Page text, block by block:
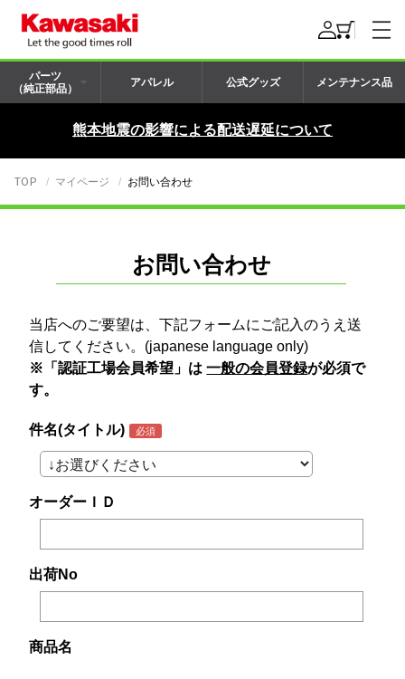
パーツ
（純正部品）
アパレル 公式グッズ メンテナンス品
熊本地震の影響による配送遅延について
TOP マイページ お問い合わせ
お問い合わせ
当店へのご要望は、下記フォームにご記入のうえ送
信してください。(japanese language only)
※「認証工場会員希望」は一般の会員登録が必須で
す。
件名(タイトル)
オーダーＩＤ
出荷No
商品名